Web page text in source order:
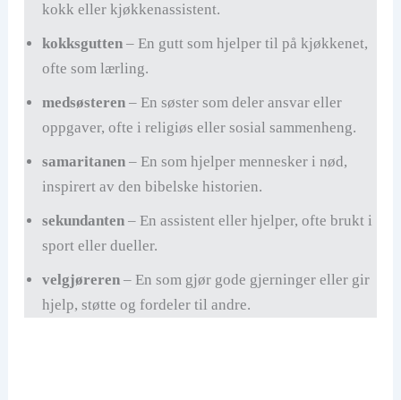
kokk eller kjøkkenassistent.
kokksgutten– En gutt som hjelper til på kjøkkenet,
ofte som lærling.
medsøsteren– En søster som deler ansvar eller
oppgaver, ofte i religiøs eller sosial sammenheng.
samaritanen– En som hjelper mennesker i nød,
inspirert av den bibelske historien.
sekundanten– En assistent eller hjelper, ofte brukt i
sport eller dueller.
velgjøreren– En som gjør gode gjerninger eller gir
hjelp, støtte og fordeler til andre.